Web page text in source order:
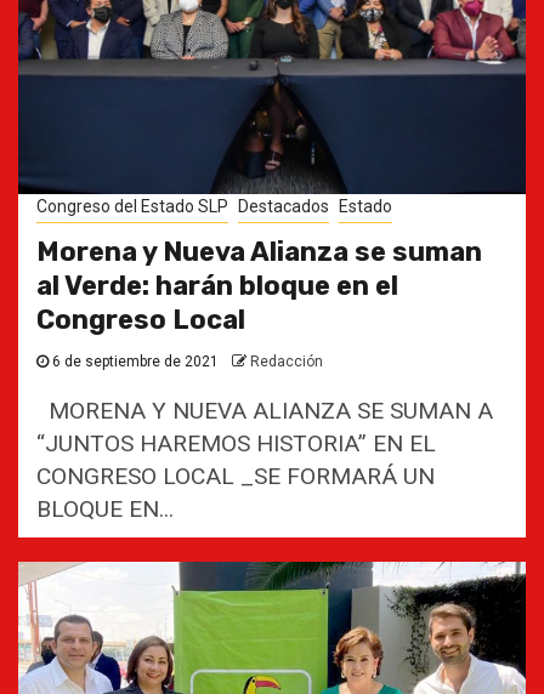
Congreso del Estado SLP Destacados Estado
Morena y Nueva Alianza se suman
al Verde: harán bloque en el
Congreso Local
6 de septiembre de 2021 Redacción
MORENA Y NUEVA ALIANZA SE SUMAN A
“JUNTOS HAREMOS HISTORIA” EN EL
CONGRESO LOCAL _SE FORMARÁ UN
BLOQUE EN...